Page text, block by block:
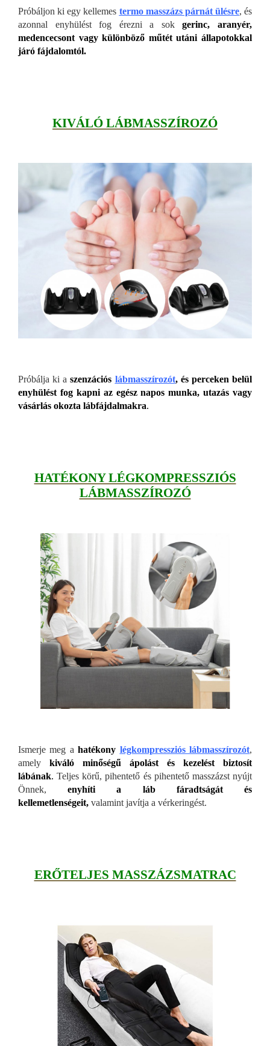
Próbáljon ki egy kellemes termo masszázs párnát ülésre, és
azonnal enyhülést fog érezni a sokgerinc, aranyér,
medencecsont vagy különböző műtét utáni állapotokkal
járó fájdalomtól.
KIVÁLÓ LÁBMASSZÍROZÓ
Próbálja ki aszenzációs lábmasszírozót, és perceken belül
enyhülést fog kapni az egész napos munka, utazás vagy
vásárlás okozta lábfájdalmakra.
HATÉKONY LÉGKOMPRESSZIÓS
LÁBMASSZÍROZÓ
Ismerje meg ahatékony légkompressziós lábmasszírozót,
amely kiváló minőségű ápolást és kezelést biztosít
lábának. Teljes körű, pihentető és pihentető masszázst nyújt
Önnek,enyhíti a láb fáradtságát és
kellemetlenségeit, valamint javítja a vérkeringést.
ERŐTELJES MASSZÁZSMATRAC